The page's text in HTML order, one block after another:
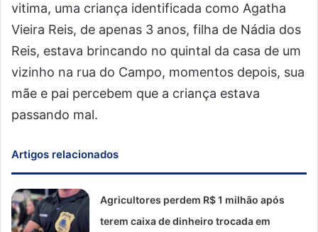
vitima, uma criança identificada como Agatha
Vieira Reis, de apenas 3 anos, filha de Nádia dos
Reis, estava brincando no quintal da casa de um
vizinho na rua do Campo, momentos depois, sua
mãe e pai percebem que a criança estava
passando mal.
Artigos relacionados
Agricultores perdem R$ 1 milhão após
terem caixa de dinheiro trocada em